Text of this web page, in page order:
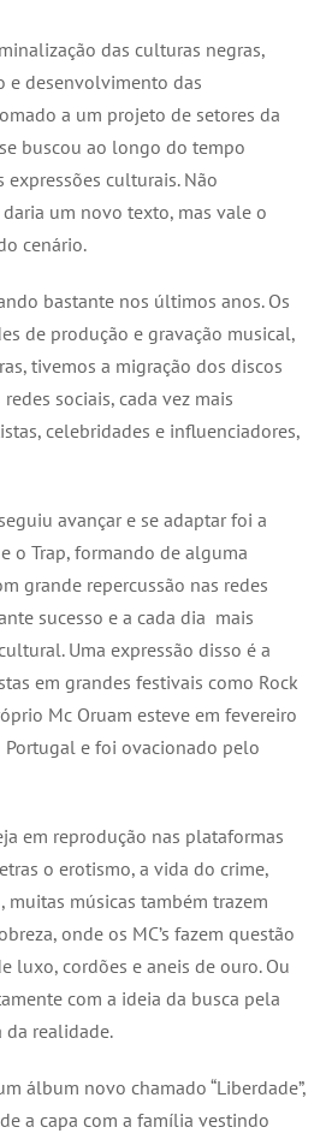
das culturas negras,
e desenvolvimento das
a um projeto de setores da
buscou ao longo do tempo
culturais. Não
um novo texto, mas vale o
cenário.
bastante nos últimos anos. Os
de produção e gravação musical,
tivemos a migração dos discos
sociais, cada vez mais
celebridades e influenciadores,
avançar e se adaptar foi a
o Trap, formando de alguma
grande repercussão nas redes
sucesso e a cada dia mais
Uma expressão disso é a
em grandes festivais como Rock
Mc Oruam esteve em fevereiro
e foi ovacionado pelo
em reprodução nas plataformas
o erotismo, a vida do crime,
músicas também trazem
onde os MC’s fazem questão
luxo, cordões e aneis de ouro. Ou
com a ideia da busca pela
da realidade.
álbum novo chamado “Liberdade”,
a capa com a família vestindo